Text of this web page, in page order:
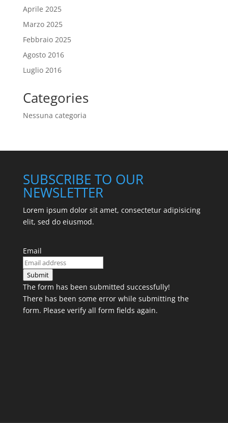
Aprile 2025
Marzo 2025
Febbraio 2025
Agosto 2016
Luglio 2016
Categories
Nessuna categoria
SUBSCRIBE TO OUR
NEWSLETTER
Lorem ipsum dolor sit amet, consectetur adipisicing
elit, sed do eiusmod.
Email
Submit
The form has been submitted successfully!
There has been some error while submitting the
form. Please verify all form fields again.